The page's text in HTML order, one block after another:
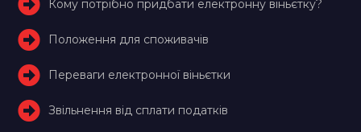
Кому потрібно придбати електронну віньєтку?
Положення для споживачів
Переваги електронної віньєтки
Звільнення від сплати податків